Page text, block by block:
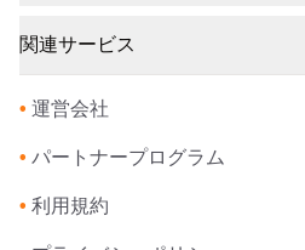
関連サービス
• 運営会社
• パートナープログラム
• 利用規約